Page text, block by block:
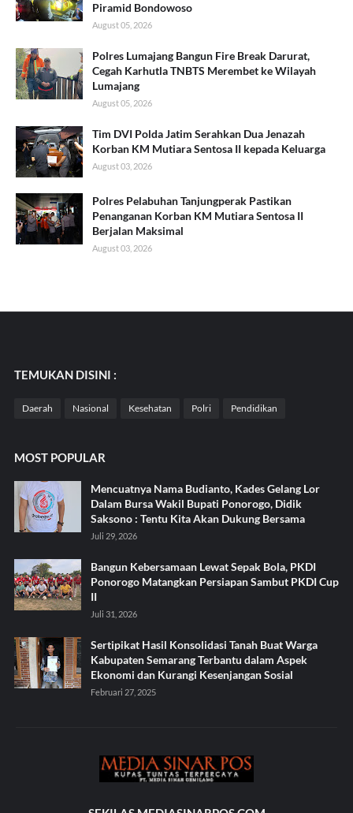
Piramid Bondowoso
August 05, 2026
Polres Lumajang Bangun Fire Break Darurat,
Cegah Karhutla TNBTS Merembet ke Wilayah
Lumajang
August 05, 2026
Tim DVI Polda Jatim Serahkan Dua Jenazah
Korban KM Mutiara Sentosa II kepada Keluarga
August 03, 2026
Polres Pelabuhan Tanjungperak Pastikan
Penanganan Korban KM Mutiara Sentosa II
Berjalan Maksimal
August 03, 2026
TEMUKAN DISINI :
Daerah Nasional Kesehatan Polri Pendidikan
MOST POPULAR
Mencuatnya Nama Budianto, Kades Gelang Lor
Dalam Bursa Wakil Bupati Ponorogo, Didik
Saksono : Tentu Kita Akan Dukung Bersama
Juli 29, 2026
Bangun Kebersamaan Lewat Sepak Bola, PKDI
Ponorogo Matangkan Persiapan Sambut PKDI Cup
II
Juli 31, 2026
Sertipikat Hasil Konsolidasi Tanah Buat Warga
Kabupaten Semarang Terbantu dalam Aspek
Ekonomi dan Kurangi Kesenjangan Sosial
Februari 27, 2025